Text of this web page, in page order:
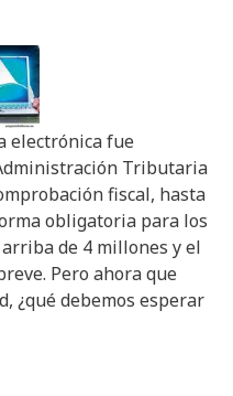
electrónica fue
Tributaria
fiscal, hasta
obligatoria para los
de 4 millones y el
Pero ahora que
¿qué debemos esperar